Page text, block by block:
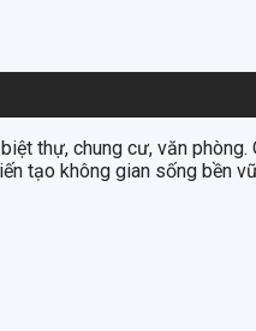
thự, chung cư, văn phòng.
tạo không gian sống bền